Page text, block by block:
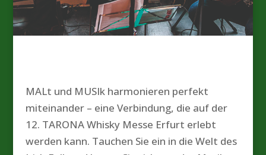
MALt und MUSIk harmonieren perfekt
miteinander – eine Verbindung, die auf der
12. TARONA Whisky Messe Erfurt erlebt
werden kann. Tauchen Sie ein in die Welt des